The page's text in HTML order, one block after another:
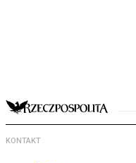
KONTAKT